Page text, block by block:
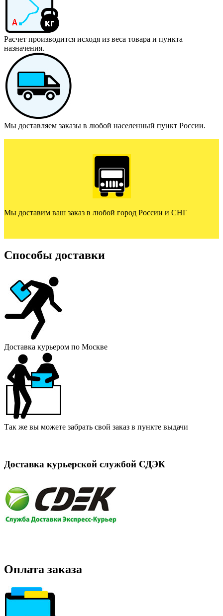
Расчет производится исходя из веса товара и пункта
назначения.
Мы доставляем заказы в любой населенный пункт России.
Мы доставим ваш заказ в любой город России и СНГ
Способы доставки
Доставка курьером по Москве
Так же вы можете забрать свой заказ в пункте выдачи
Доставка курьерской службой СДЭК
Оплата заказа